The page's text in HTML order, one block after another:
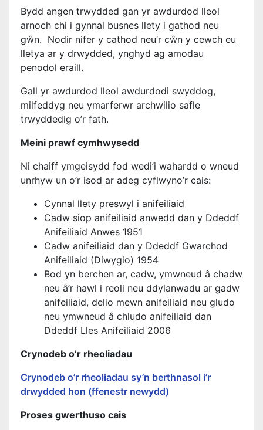
Bydd angen trwydded gan yr awdurdod lleol
arnoch chi i gynnal busnes llety i gathod neu
gŵn. Nodir nifer y cathod neu’r cŵn y cewch eu
lletya ar y drwydded, ynghyd ag amodau
penodol eraill.
Gall yr awdurdod lleol awdurdodi swyddog,
milfeddyg neu ymarferwr archwilio safle
trwyddedig o’r fath.
Meini prawf cymhwysedd
Ni chaiff ymgeisydd fod wedi’i wahardd o wneud
unrhyw un o’r isod ar adeg cyflwyno’r cais:
Cynnal llety preswyl i anifeiliaid
Cadw siop anifeiliaid anwedd dan y Ddeddf
Anifeiliaid Anwes 1951
Cadw anifeiliaid dan y Ddeddf Gwarchod
Anifeiliaid (Diwygio) 1954
Bod yn berchen ar, cadw, ymwneud â chadw
neu â’r hawl i reoli neu ddylanwadu ar gadw
anifeiliaid, delio mewn anifeiliaid neu gludo
neu ymwneud â chludo anifeiliaid dan
Ddeddf Lles Anifeiliaid 2006
Crynodeb o’r rheoliadau
Crynodeb o’r rheoliadau sy’n berthnasol i’r
drwydded hon (ffenestr newydd)
Proses gwerthuso cais